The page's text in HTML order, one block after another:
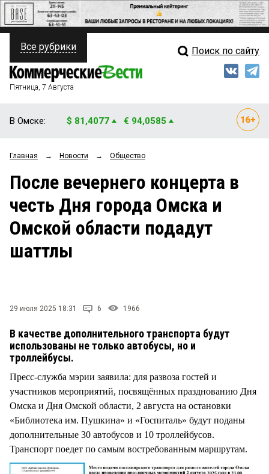
ПОЛИТИКА
ФИНАНСЫ
ОБЩЕСТВО
ЗАКОН
НОВОСТИ КОМПАНИЙ
Свежий выпуск
Рейтинги
Блоги
Архив
Все рубрики Поиск по сайту
Пятница, 7 Августа
В Омске: $ 81,4077 € 94,0585
Главная → Новости → Общество
После вечернего концерта в
честь Дня города Омска и
Омской области подадут
шаттлы
29 июля 2025 18:31 6 1966
В качестве дополнительного транспорта будут
использованы не только автобусы, но и
троллейбусы.
Пресс-служба мэрии заявила: для развоза гостей и
участников мероприятий, посвящённых празднованию Дня
Омска и Дня Омской области, 2 августа на остановки
«Библиотека им. Пушкина» и «Госпиталь» будут поданы
дополнительные 30 автобусов и 10 троллейбусов.
Транспорт поедет по самым востребованным маршрутам.